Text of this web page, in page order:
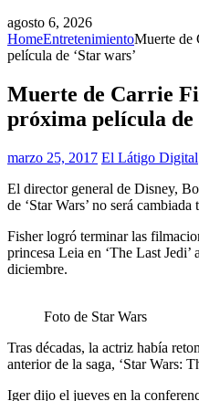
agosto 6, 2026
HomeEntretenimientoMuerte de
película de ‘Star wars’
Muerte de Carrie
próxima película de
marzo 25, 2017 El Látigo Digital
El director general de Disney,
de ‘Star Wars’ no será
Fisher logró terminar las
princesa Leia en ‘The Last
diciembre.
Foto de Star Wars
Tras décadas, la actriz había
anterior de la saga, ‘Star Wars:
Iger dijo el jueves en la